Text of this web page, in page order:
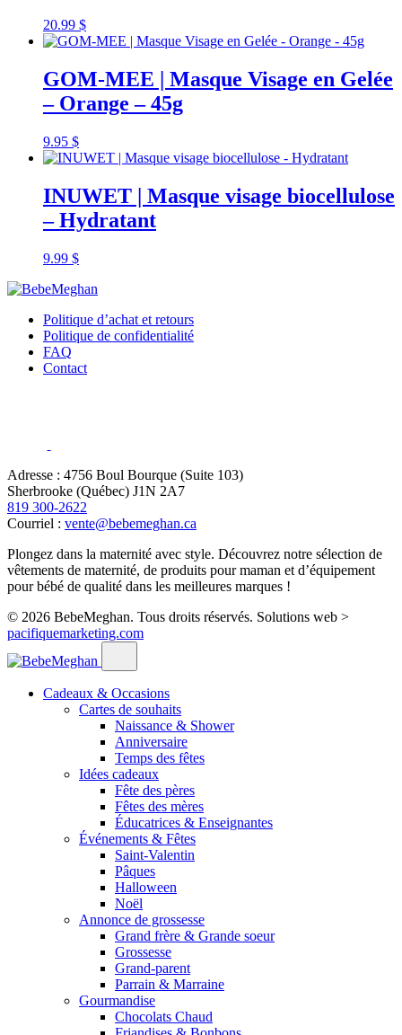
20.99 $
GOM-MEE | Masque Visage en Gelée
– Orange – 45g
9.95 $
INUWET | Masque visage biocellulose
– Hydratant
9.99 $
Politique d’achat et retours
Politique de confidentialité
FAQ
Contact
Adresse : 4756 Boul Bourque (Suite 103)
Sherbrooke (Québec) J1N 2A7
819 300-2622
Courriel : vente@bebemeghan.ca
Plongez dans la maternité avec style. Découvrez notre sélection de
vêtements de maternité, de produits pour maman et d’équipement
pour bébé de qualité dans les meilleures marques !
© 2026 BebeMeghan. Tous droits réservés. Solutions web >
pacifiquemarketing.com
Cadeaux & Occasions
Cartes de souhaits
Naissance & Shower
Anniversaire
Temps des fêtes
Idées cadeaux
Fête des pères
Fêtes des mères
Éducatrices & Enseignantes
Événements & Fêtes
Saint-Valentin
Pâques
Halloween
Noël
Annonce de grossesse
Grand frère & Grande soeur
Grossesse
Grand-parent
Parrain & Marraine
Gourmandise
Chocolats Chaud